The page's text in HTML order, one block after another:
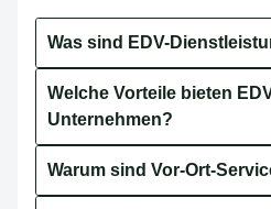
Was sind EDV-
Welche Vorteile bieten
Unternehmen?
Warum sind Vor-Ort-